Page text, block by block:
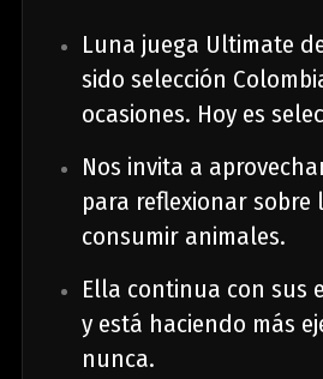
Luna juega Ultimate
sido selección
ocasiones. Hoy es
Nos invita a
para reflexionar sobre
consumir animales.
Ella continua con sus
y está haciendo más
nunca.